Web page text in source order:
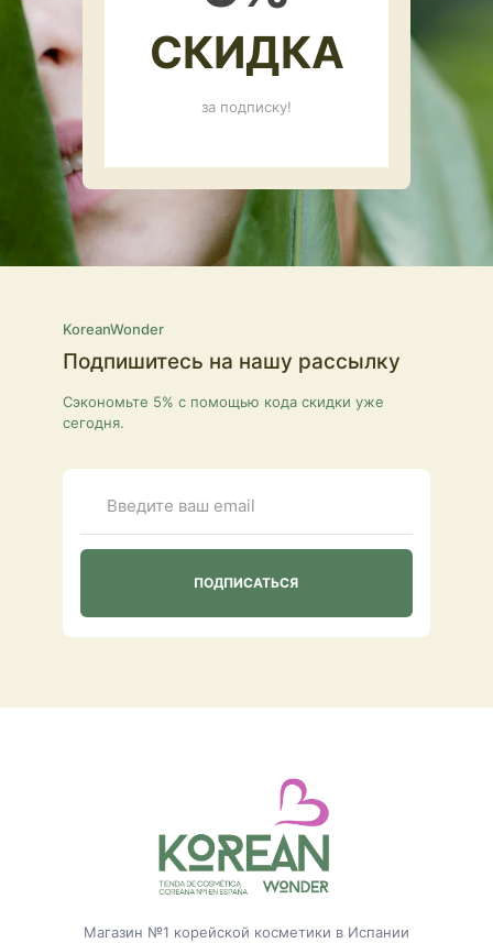
СКИДКА
за подписку!
KoreanWonder
Подпишитесь на нашу рассылку
Сэкономьте 5% с помощью кода скидки уже
сегодня.
Магазин №1 корейской косметики в Испании